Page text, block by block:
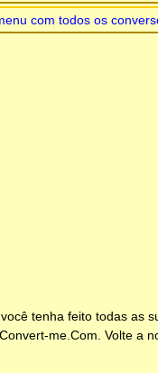
com todos os
tenha feito todas as
Convert-me.Com . Volte a